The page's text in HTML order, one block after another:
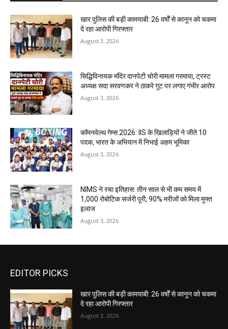
खार पुलिस की बड़ी कामयाबी: 26 वर्षों से कानून को चकमा
दे रहा आरोपी गिरफ्तार
August 3, 2026
सिद्धिविनायक मंदिर दानपेटी चोरी मामला गरमाया, ट्रस्ट
अध्यक्ष सदा सरवणकर ने ठाकरे गुट पर लगाए गंभीर आरोप
August 3, 2026
कॉमनवेल्थ गेम्स 2026: IIS के खिलाड़ियों ने जीते 10
पदक, भारत के अभियान में निभाई अहम भूमिका
August 3, 2026
NIMS ने रचा इतिहास: तीन साल से भी कम समय में
1,000 रोबोटिक सर्जरी पूरी, 90% मरीजों को मिला मुफ्त
इलाज
August 3, 2026
EDITOR PICKS
खार पुलिस की बड़ी कामयाबी: 26 वर्षों से कानून को चकमा
दे रहा आरोपी गिरफ्तार
August 3, 2026